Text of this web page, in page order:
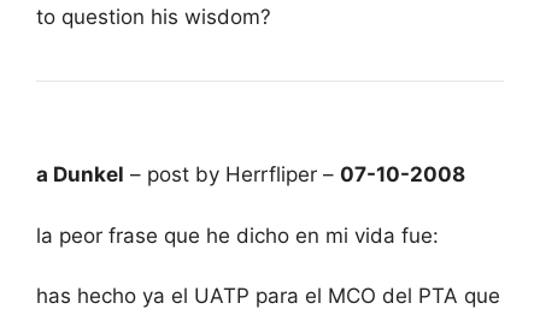
to question his wisdom?
a Dunkel – post by Herrfliper – 07-10-2008
la peor frase que he dicho en mi vida fue:
has hecho ya el UATP para el MCO del PTA que